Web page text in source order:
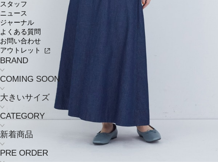
スタッフ
ニュース
ジャーナル
よくある質問
お問い合わせ
アウトレット
BRAND
COMING SOON
大きいサイズ
CATEGORY
新着商品
PRE ORDER